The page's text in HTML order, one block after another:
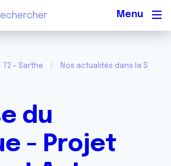
72 - Sarthe Nos actualités dans la Sarthe
du
- Projet